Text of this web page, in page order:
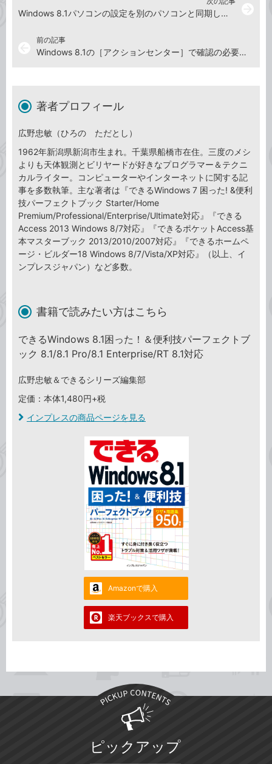
前の記事
Windows 8.1の［アクションセンター］で確認の必要な問題を表示するには
Windows 8.1パソコンの設定を別のパソコンと同期しないようにするには
著者プロフィール
広野忠敏（ひろの ただとし）
1962年新潟県新潟市生まれ。千葉県船橋市在住。三度のメシ
よりも天体観測とビリヤードが好きなプログラマー＆テクニ
カルライター。コンピューターやインターネットに関する記
事を多数執筆。主な著者は『できるWindows 7 困った! &便利
技パーフェクトブック Starter/Home
Premium/Professional/Enterprise/Ultimate対応』『できる
Access 2013 Windows 8/7対応』『できるポケットAccess基
本マスターブック 2013/2010/2007対応』『できるホームペ
ージ・ビルダー18 Windows 8/7/Vista/XP対応』（以上、イ
ンプレスジャパン）など多数。
書籍で読みたい方はこちら
できるWindows 8.1困った！＆便利技パーフェクトブ
ック 8.1/8.1 Pro/8.1 Enterprise/RT 8.1対応
広野忠敏＆できるシリーズ編集部
定価：本体1,480円+税
インプレスの商品ページを見る
Amazonで購入
楽天ブックスで購入
ピックアップ